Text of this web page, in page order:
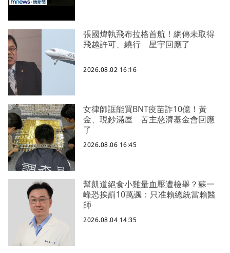
張國煒執飛布拉格首航！網傳未取得
飛越許可、繞行 星宇回應了
2026.08.02 16:16
女律師誆能買BNT疫苗詐10億！黃
金、現鈔滿屋 苦主慈濟基金會回應
了
2026.08.06 16:45
幫凱道絕食小雞量血壓遭檢舉？蘇一
峰恐挨罰10萬諷：只准賴總統當賴醫
師
2026.08.04 14:35